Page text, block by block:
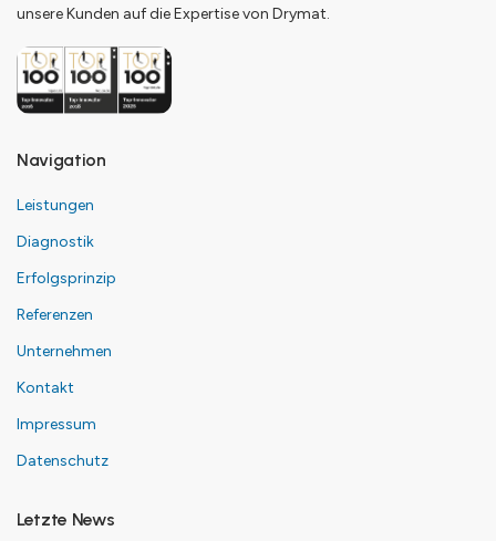
unsere Kunden auf die Expertise von Drymat.
Navigation
Leistungen
Diagnostik
Erfolgsprinzip
Referenzen
Unternehmen
Kontakt
Impressum
Datenschutz
Letzte News